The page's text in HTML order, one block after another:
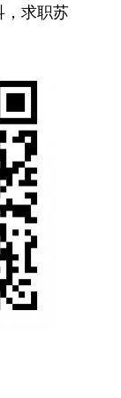
，求职苏